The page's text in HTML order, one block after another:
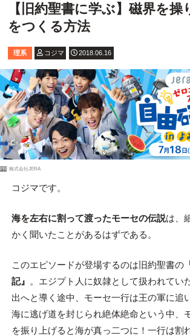
【旧約聖書に学ぶ】磁界を操
をつくる方法
理系 コジマ 2018.06.16
PR 株式会社JERA
コジマです。
海を左右に割って渡ったモーセの伝説は、
かく聞いたことがあるはずである。
このエピソードが登場するのは旧約聖書の
記』 。エジプト人に奴隷として扱われてい
出へと導く途中、モーセ一行は王の軍に追
海に逃げ道を封じられ絶体絶命という中、
を振り上げると海が真っ二つに！一行は割